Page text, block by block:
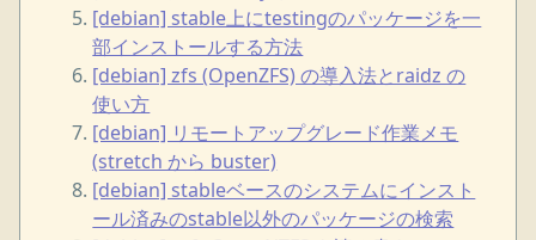
[debian] stable上にtestingのパッケージを一
部インストールする方法
[debian] zfs (OpenZFS) の導入法とraidz の
使い方
[debian] リモートアップグレード作業メモ
(stretch から buster)
[debian] stableベースのシステムにインスト
ール済みのstable以外のパッケージの検索